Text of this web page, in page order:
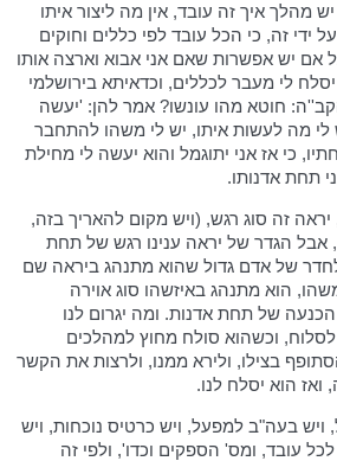
מהלך איך זה עובד, אין מה ליצור איתו
ידי זה, כי הכל עובד לפי כללים וחוקים
אם יש אפשרות שאם אני אבוא וארצה אותו
לי מעבר לכללים, וכדאיתא בירושלמי
חוטא מהו עונשו? אמר להן: 'יעשה
לי מה לעשות איתו, יש לי משהו להתחבר
כי אז אני יתוגמל והוא יעשה לי מחילת
תחת אדנותו.
זה סוג רגש, (ויש מקום להאריך בזה,
אבל הגדר של יראה ענינו רגש של תחת
של אדם גדול שהוא מתנהג ביראה שם
הוא מתנהג באיזשהו סוג אוירה
של תחת אדנות. ומה יגרום לנו
וכשהוא סולח מחוץ למהלכים
בצילו, ולירא ממנו, ולרצות את הקשר
ואז הוא יסלח לנו.
ויש בעה"ב למפעל, ויש כרטיס נוכחות, ויש
עובד, ומס' הספקים וכדו', ולפי זה